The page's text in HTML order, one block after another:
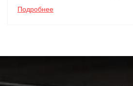
Подробнее